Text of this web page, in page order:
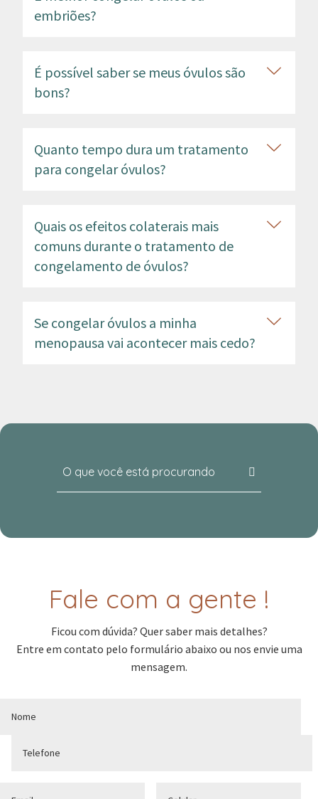
embriões?
É possível saber se meus óvulos são
bons?
Quanto tempo dura um tratamento
para congelar óvulos?
Quais os efeitos colaterais mais
comuns durante o tratamento de
congelamento de óvulos?
Se congelar óvulos a minha
menopausa vai acontecer mais cedo?
Fale com a gente !
Ficou com dúvida? Quer saber mais detalhes?
Entre em contato pelo formulário abaixo ou nos envie uma
mensagem.